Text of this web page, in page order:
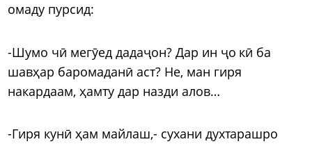
омаду пурсид:
-Шумо чӣ мегӯед дадаҷон? Дар ин ҷо кӣ ба
шавҳар баромаданӣ аст? Не, ман гиря
накардаам, ҳамту дар назди алов…
-Гиря кунӣ ҳам майлаш,- сухани духтарашро